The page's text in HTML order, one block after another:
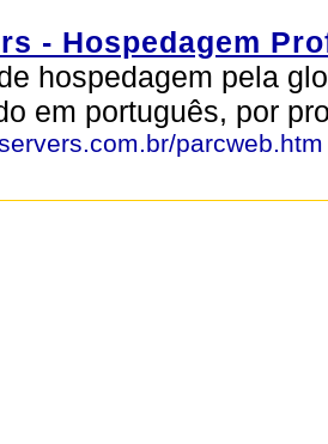
- Hospedagem
hospedagem pela
em português, por
parcweb.htm